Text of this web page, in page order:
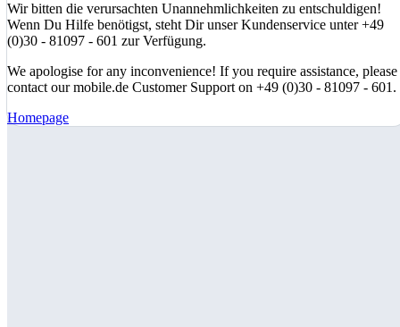
Wir bitten die verursachten Unannehmlichkeiten zu entschuldigen!
Wenn Du Hilfe benötigst, steht Dir unser Kundenservice unter +49
(0)30 - 81097 - 601 zur Verfügung.
We apologise for any inconvenience! If you require assistance, please
contact our mobile.de Customer Support on +49 (0)30 - 81097 - 601.
Homepage